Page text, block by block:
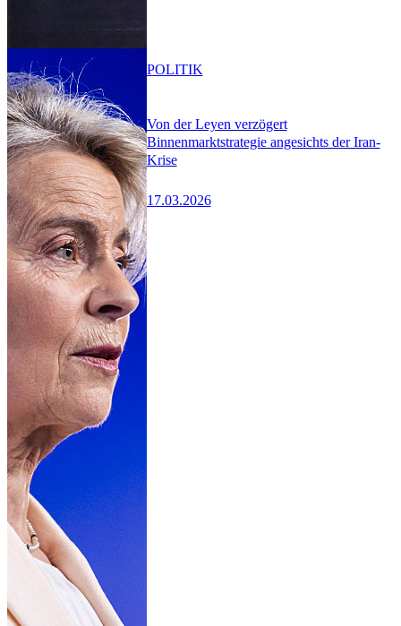
Von der Leyen verzögert
Binnenmarktstrategie angesichts der Iran-
Krise
17.03.2026
POLITIK